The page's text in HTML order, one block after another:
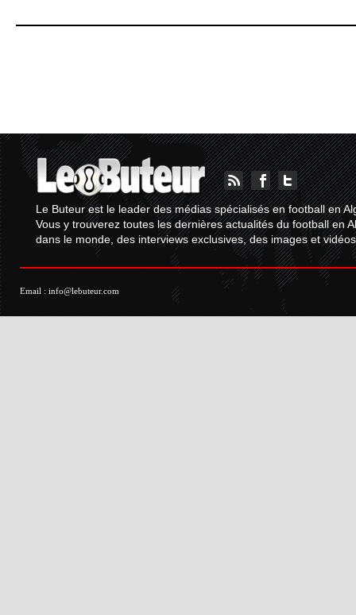
Le Buteur est le leader des médias spécialisés en football en
Vous y trouverez toutes les dernières actualités du football en
dans le monde, des interviews exclusives, des images et
Email : info@lebuteur.com